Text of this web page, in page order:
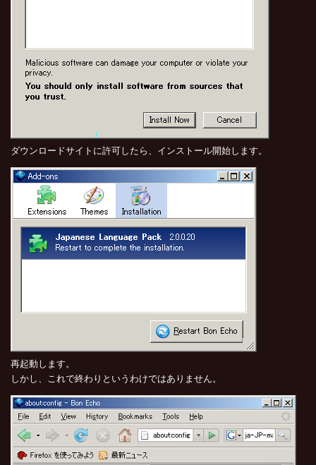
ダウンロードサイトに許可したら、インストール開始します。
再起動します。
しかし、これで終わりというわけではありません。